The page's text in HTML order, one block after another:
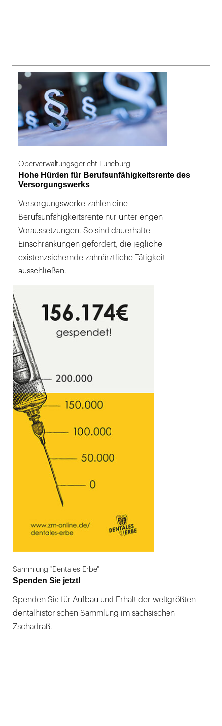
Oberverwaltungsgericht Lüneburg
Hohe Hürden für Berufsunfähigkeitsrente des
Versorgungswerks
Versorgungswerke zahlen eine
Berufsunfähigkeitsrente nur unter engen
Voraussetzungen. So sind dauerhafte
Einschränkungen gefordert, die jegliche
existenzsichernde zahnärztliche Tätigkeit
ausschließen.
Sammlung "Dentales Erbe"
Spenden Sie jetzt!
Spenden Sie für Aufbau und Erhalt der weltgrößten
dentalhistorischen Sammlung im sächsischen
Zschadraß.